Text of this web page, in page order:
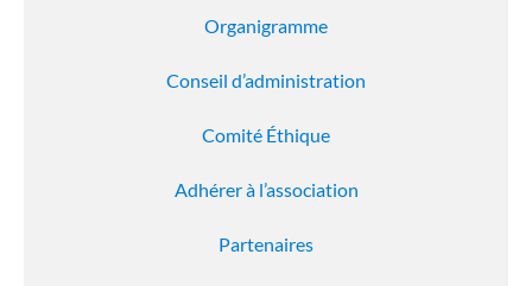
Organigramme
Conseil d’administration
Comité Éthique
Adhérer à l’association
Partenaires